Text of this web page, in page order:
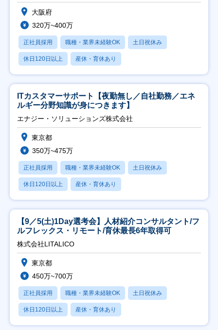
大阪府
320万~400万
正社員採用 職種・業界未経験OK 土日祝休み
休日120日以上 産休・育休あり
ITカスタマーサポート【夜勤無し／自社勤務／エネ
ルギー分野知識が身につきます】
エナジー・ソリューションズ株式会社
東京都
350万~475万
正社員採用 職種・業界未経験OK 土日祝休み
休日120日以上 産休・育休あり
【9／5(土)1Day選考会】人材紹介コンサルタント/フ
ルフレックス・リモート/育休最長6年取得可
株式会社LITALICO
東京都
450万~700万
正社員採用 職種・業界未経験OK 土日祝休み
休日120日以上 産休・育休あり